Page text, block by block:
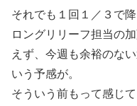
それでも１回１／３で
ロングリリーフ担当の
えず、今週も余裕のな
いう予感が。
そういう前もって感じ